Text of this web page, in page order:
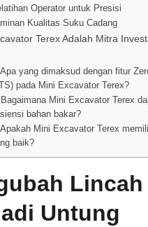
Operator untuk Presisi
Kualitas Suku Cadang
Terex Adalah Mitra
yang dimaksud dengan fitur
pada Mini Excavator Terex?
Mini Excavator Terex
bahan bakar?
Mini Excavator Terex
baik?
Lincah
Untung